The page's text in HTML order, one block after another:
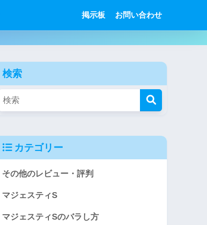
掲示板 お問い合わせ
検索
カテゴリー
その他のレビュー・評判
マジェスティS
マジェスティSのバラし方